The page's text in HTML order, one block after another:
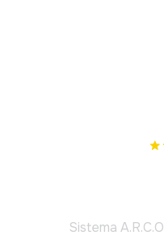
Sistema A.R.C.O